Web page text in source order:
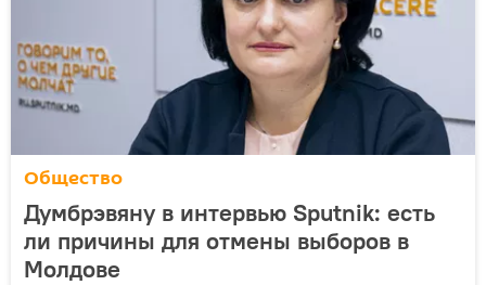
Общество
Думбрэвяну в интервью Sputnik: есть
ли причины для отмены выборов в
Молдове